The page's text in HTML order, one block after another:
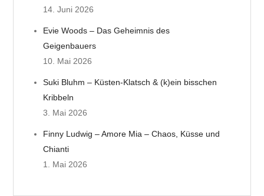
g
o
14. Juni 2026
Evie Woods – Das Geheimnis des
Geigenbauers
10. Mai 2026
Suki Bluhm – Küsten-Klatsch & (k)ein bisschen
Kribbeln
3. Mai 2026
Finny Ludwig – Amore Mia – Chaos, Küsse und
Chianti
1. Mai 2026